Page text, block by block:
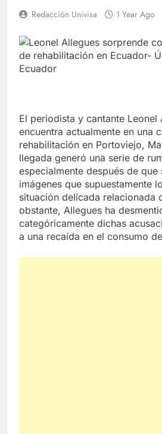
Redacción Univisa 1 Year Ago
El periodista y cantante Leonel
encuentra actualmente en una
rehabilitación en Portoviejo,
llegada generó una serie de
especialmente después de que
imágenes que supuestamente
situación delicada relacionada
obstante, Allegues ha
categóricamente dichas
a una recaída en el consumo